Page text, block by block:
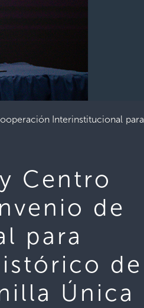
Interinstitucional para
Centro
de
para
de
Única